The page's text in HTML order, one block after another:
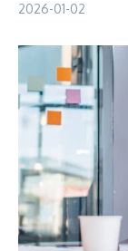
2026-01-02